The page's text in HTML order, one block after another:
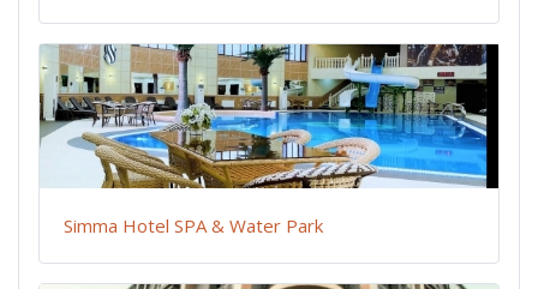
Simma Hotel SPA & Water Park